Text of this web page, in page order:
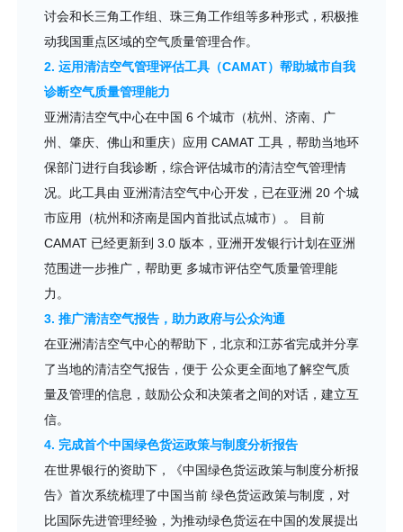
讨会和长三角工作组、珠三角工作组等多种形式，积极推
动我国重点区域的空气质量管理合作。
2. 运用清洁空气管理评估工具（CAMAT）帮助城市自我
诊断空气质量管理能力
亚洲清洁空气中心在中国 6 个城市（杭州、济南、广
州、肇庆、佛山和重庆）应用 CAMAT 工具，帮助当地环
保部门进行自我诊断，综合评估城市的清洁空气管理情
况。此工具由 亚洲清洁空气中心开发，已在亚洲 20 个城
市应用（杭州和济南是国内首批试点城市）。 目前
CAMAT 已经更新到 3.0 版本，亚洲开发银行计划在亚洲
范围进一步推广，帮助更 多城市评估空气质量管理能
力。
3. 推广清洁空气报告，助力政府与公众沟通
在亚洲清洁空气中心的帮助下，北京和江苏省完成并分享
了当地的清洁空气报告，便于 公众更全面地了解空气质
量及管理的信息，鼓励公众和决策者之间的对话，建立互
信。
4. 完成首个中国绿色货运政策与制度分析报告
在世界银行的资助下，《中国绿色货运政策与制度分析报
告》首次系统梳理了中国当前 绿色货运政策与制度，对
比国际先进管理经验，为推动绿色货运在中国的发展提出